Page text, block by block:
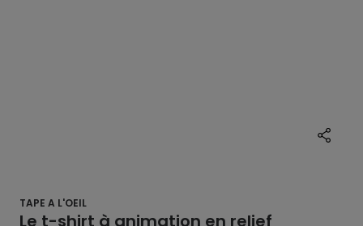
TAPE A L'OEIL
Le t-shirt à animation en relief